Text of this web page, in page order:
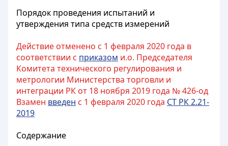
Порядок проведения испытаний и
утверждения типа средств измерений
Действие отменено с 1 февраля 2020 года в
соответствии с приказом и.о. Председателя
Комитета технического регулирования и
метрологии Министерства торговли и
интеграции РК от 18 ноября 2019 года № 426-од
Взамен введен с 1 февраля 2020 года СТ РК 2.21-
2019
Содержание